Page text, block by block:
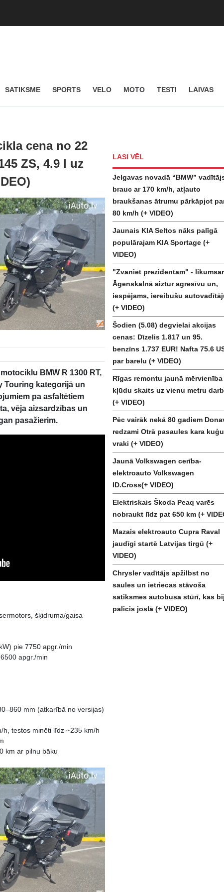
SATIKSME SPORTS VELO MOTO TESTI LAIVAS
cena no 22
ZS, 4.9 l uz
BMW R 1300 RT,
Touring kategorijā un
pa asfaltētiem
vēja aizsardzības un
pasažierim.
šķidruma/gaisa
7750 apgr./min
apgr./min
mm (atkarībā no versijas)
minēti līdz ~235 km/h
km ar pilnu bāku
LASI VĒL
Jelgavas novadā “BMW”
brauc ar 170 km/h, atļauto
braukšanas ātrumu pārkāpjot
80 km/h (+ VIDEO)
Jaunais KIA Seltos nāks palīgā
populārajam KIA Sportage (+
VIDEO)
"Zvaniet prezidentam" -
Āgenskalnā aiztur agresīvu un,
iespējams, iereibušu
(+ VIDEO)
Šodien (5.08) degvielai akcijas
cenas: Dīzelis 1.817 un 95.
benzīns 1.737 EUR! Nafta 75.6
par barelu (+ VIDEO)
Rīgas remontu jaunā mērvienība
kļūdu skaits uz vienu metru
(+ VIDEO)
Pēc vairāk nekā 80 gadiem
redzami Otrā pasaules kara kuģu
vraki (+ VIDEO)
Jaunā Volkswagen cerība-
elektroauto Volkswagen
ID.Cross(+ VIDEO)
Elektriskais Škoda Peaq varēs
nobraukt līdz pat 650 km (+
Mazais elektroauto Cupra Raval
jaudīgi startē Latvijas tirgū (+
VIDEO)
Chrysler vadītājs apžilbst no
saules un ietriecas stāvoša
satiksmes autobusa stūrī, kas
palicis joslā (+ VIDEO)